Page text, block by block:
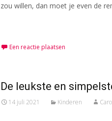
zou willen, dan moet je even de
Een reactie plaatsen
De leukste en
14 juli 2021 Kinderen